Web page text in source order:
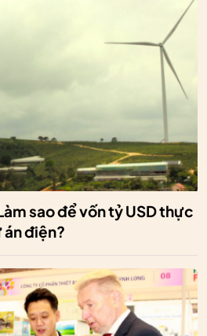
sao để vốn tỷ USD thực
điện?